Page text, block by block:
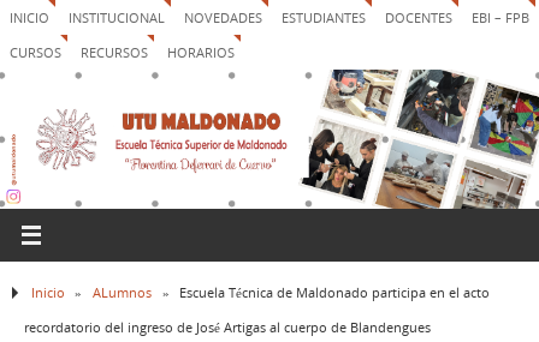
INICIO INSTITUCIONAL NOVEDADES ESTUDIANTES DOCENTES
EBI – FPB
CURSOS
RECURSOS HORARIOS
Inicio » ALumnos »
Escuela Técnica de Maldonado participa en el acto
recordatorio del ingreso de José Artigas al cuerpo de Blandengues